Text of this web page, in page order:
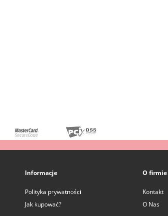
Informacje
Polityka prywatności
Jak kupować?
O firmie
Kontakt
O Nas